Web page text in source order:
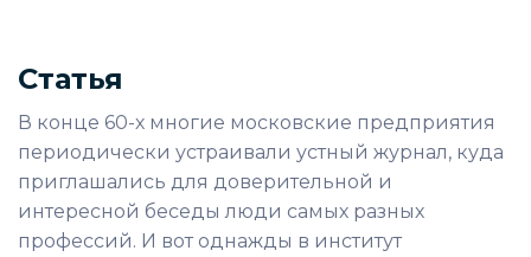
Статья
В конце 60-х многие московские предприятия
периодически устраивали устный журнал, куда
приглашались для доверительной и
интересной беседы люди самых разных
профессий. И вот однажды в институт